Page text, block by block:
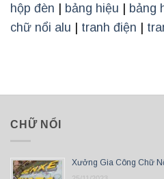
hộp đèn | bảng hiệu | bảng
chữ nổi alu | tranh điện |
CHỮ NỔI
Xưởng Gia Công Chữ